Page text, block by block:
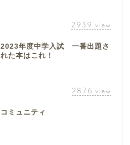
2939 view
2023年度中学入試 一番出題さ
れた本はこれ！
2876 view
コミュニティ